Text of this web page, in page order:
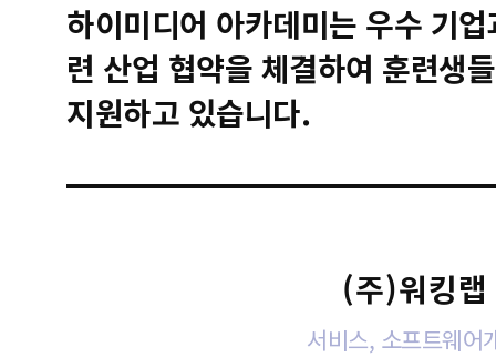
하이미디어 아카데미는 우수 기
련 산업 협약을 체결하여 훈련생
지원하고 있습니다.
(주)워킹랩
서비스, 소프트웨어